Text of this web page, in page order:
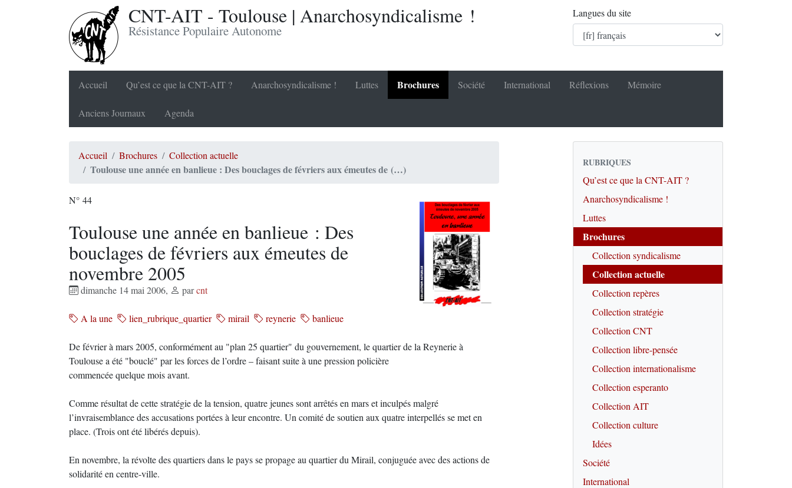
CNT-AIT - Toulouse | Anarchosyndicalisme !
Résistance Populaire Autonome
Langues du site
Accueil Qu’est ce que la CNT-AIT ? Anarchosyndicalisme ! Luttes Brochures Société International Réflexions Mémoire
Anciens Journaux Agenda
Accueil Brochures Collection actuelle
Toulouse une année en banlieue : Des bouclages de févriers aux émeutes de (…)
N° 44
Toulouse une année en banlieue : Des
bouclages de févriers aux émeutes de
novembre 2005
dimanche 14 mai 2006, parcnt
A la une lien_rubrique_quartier mirail reynerie banlieue
De février à mars 2005, conformément au "plan 25 quartier" du gouvernement, le quartier de la Reynerie à
Toulouse a été "bouclé" par les forces de l’ordre – faisant suite à une pression policière
commencée quelque mois avant.
Comme résultat de cette stratégie de la tension, quatre jeunes sont arrêtés en mars et inculpés malgré
l’invraisemblance des accusations portées à leur encontre. Un comité de soutien aux quatre interpellés se met en
place. (Trois ont été libérés depuis).
En novembre, la révolte des quartiers dans le pays se propage au quartier du Mirail, conjuguée avec des actions de
solidarité en centre-ville.
RUBRIQUES
Qu’est ce que la CNT-AIT ?
Anarchosyndicalisme !
Luttes
Brochures
Collection syndicalisme
Collection actuelle
Collection repères
Collection stratégie
Collection CNT
Collection libre-pensée
Collection internationalisme
Collection esperanto
Collection AIT
Collection culture
Idées
Société
International